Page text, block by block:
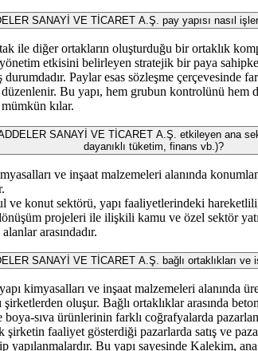
SANAYİ VE TİCARET A.Ş. pay yapısı nasıl
ile diğer ortakların oluşturduğu bir ortaklık
etkisini belirleyen stratejik bir paya
durumdadır. Paylar esas sözleşme çerçevesinde
Bu yapı, hem grubun kontrolünü hem
mümkün kılar.
SANAYİ VE TİCARET A.Ş. etkileyen ana
dayanıklı tüketim, finans vb.)?
ve inşaat malzemeleri alanında
ve konut sektörü, yapı faaliyetlerindeki
projeleri ile ilişkili kamu ve özel sektör
arasındadır.
SANAYİ VE TİCARET A.Ş. bağlı ortaklıkları ve
kimyasalları ve inşaat malzemeleri alanında
şirketlerden oluşur. Bağlı ortaklıklar arasında
boya-sıva ürünlerinin farklı coğrafyalarda
şirketin faaliyet gösterdiği pazarlarda satış ve
yapılanmalardır. Bu yapı sayesinde Kalekim,